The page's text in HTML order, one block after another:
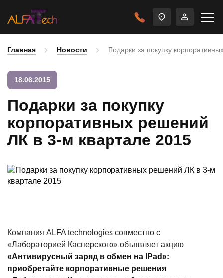
Главная Новости Подарки за покупку
18.06.2015
Подарки за покупку
корпоративных решений
ЛК в 3-м квартале 2015
Компания ALFA technologies совместно с
«Лабораторией Касперского» объявляет акцию
«Антивирусный заряд в обмен на IPad»:
приобретайте корпоративные решения